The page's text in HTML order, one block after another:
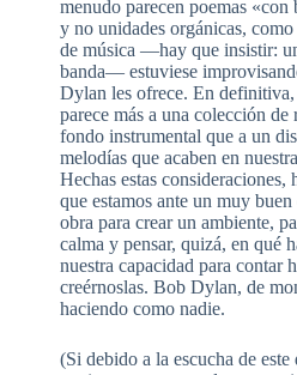
menudo parecen poemas «con
y no unidades orgánicas, como
de música —hay que insistir:
banda— estuviese
Dylan les ofrece. En definitiva,
parece más a una colección de
fondo instrumental que a un
melodías que acaben en
Hechas estas consideraciones,
que estamos ante un muy
obra para crear un ambiente,
calma y pensar, quizá, en qué
nuestra capacidad para contar
creérnoslas. Bob Dylan, de
haciendo como nadie.
(Si debido a la escucha de este